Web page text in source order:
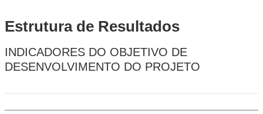
Estrutura de Resultados
INDICADORES DO OBJETIVO DE
DESENVOLVIMENTO DO PROJETO